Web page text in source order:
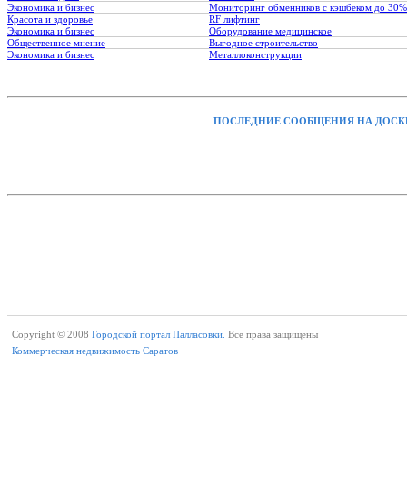
Экономика и бизнес
Мониторинг обменников с кэшбеком до 30%
Красота и здоровье
RF лифтинг
Экономика и бизнес
Оборудование медицинское
Общественное мнение
Выгодное строительство
Экономика и бизнес
Металлоконструкции
ПОСЛЕДНИЕ СООБЩЕНИЯ НА
Copyright © 2008 Городской портал Палласовки. Все права защищены
Коммерческая недвижимость Саратов